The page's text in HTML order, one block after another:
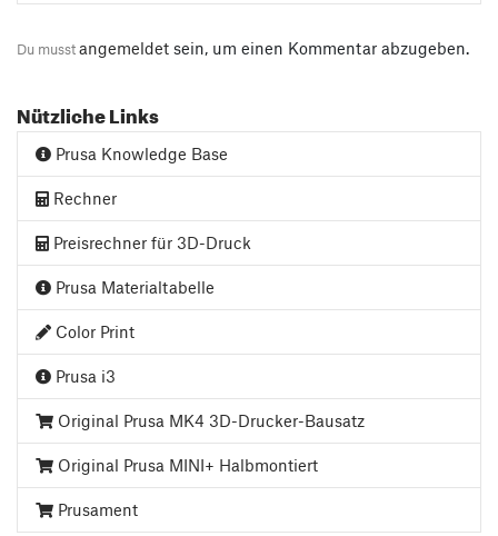
Du musstangemeldet sein, um einen Kommentar abzugeben.
Nützliche Links
Prusa Knowledge Base
Rechner
Preisrechner für 3D-Druck
Prusa Materialtabelle
Color Print
Prusa i3
Original Prusa MK4 3D-Drucker-Bausatz
Original Prusa MINI+ Halbmontiert
Prusament